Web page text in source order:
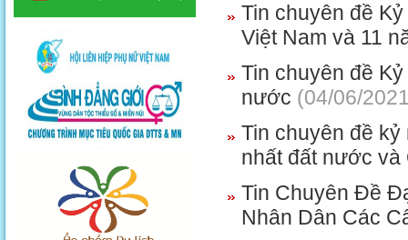
Tin chuyên đề
Việt Nam và 11
Tin chuyên đề
nước (04/06/
Tin chuyên đề kỷ
nhất đất nước và
Tin Chuyên Đề
Nhân Dân Các